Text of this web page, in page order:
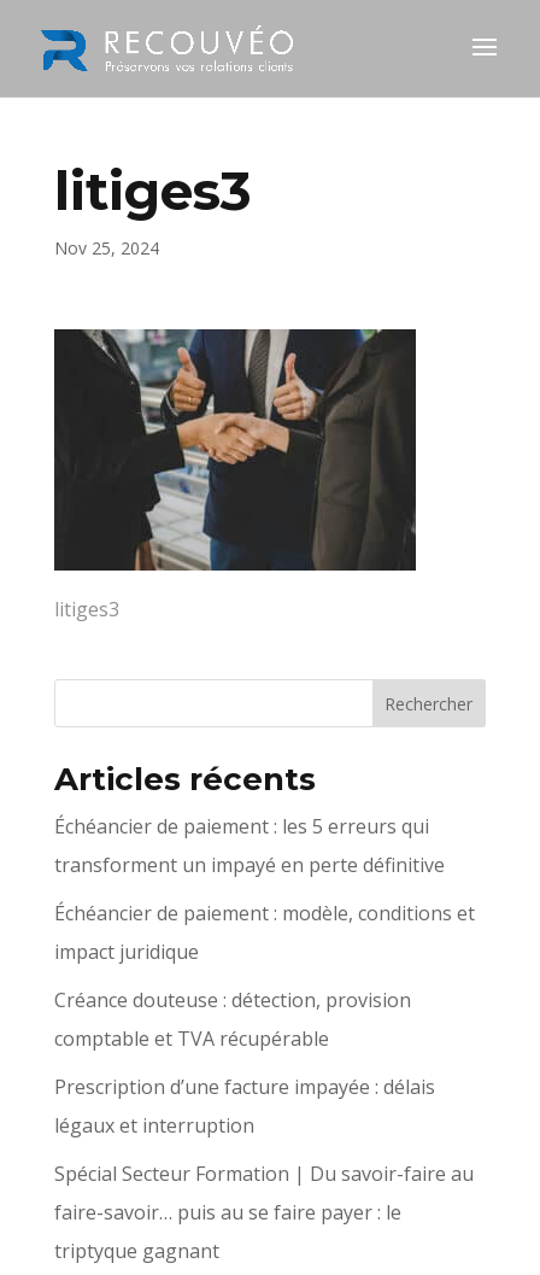
litiges3
Nov 25, 2024
litiges3
Articles récents
Échéancier de paiement : les 5 erreurs qui
transforment un impayé en perte définitive
Échéancier de paiement : modèle, conditions et
impact juridique
Créance douteuse : détection, provision
comptable et TVA récupérable
Prescription d’une facture impayée : délais
légaux et interruption
Spécial Secteur Formation | Du savoir-faire au
faire-savoir… puis au se faire payer : le
triptyque gagnant